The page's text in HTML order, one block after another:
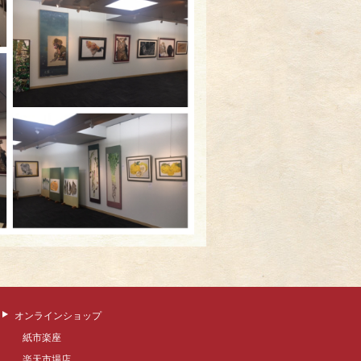
オンラインショップ
紙市楽座